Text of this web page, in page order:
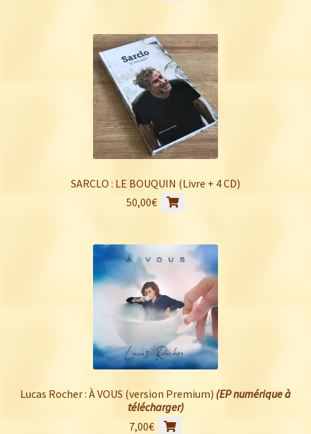
SARCLO : LE BOUQUIN (Livre + 4 CD)
50,00€
Lucas Rocher : À VOUS (version Premium) (EP numérique à
télécharger)
7,00€